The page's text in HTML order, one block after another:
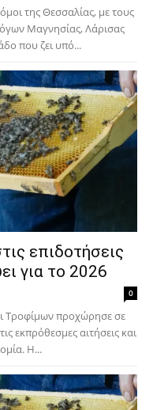
της Θεσσαλίας, με τους
Μαγνησίας, Λάρισας
που ζει υπό...
επιδοτήσεις
για το 2026
0
Τροφίμων προχώρησε σε
εκπρόθεσμες αιτήσεις και
Η...